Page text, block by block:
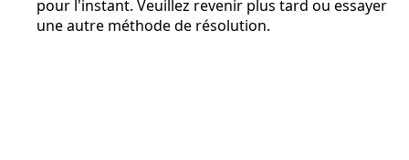
pour l'instant. Veuillez revenir plus tard ou essayer
une autre méthode de résolution.